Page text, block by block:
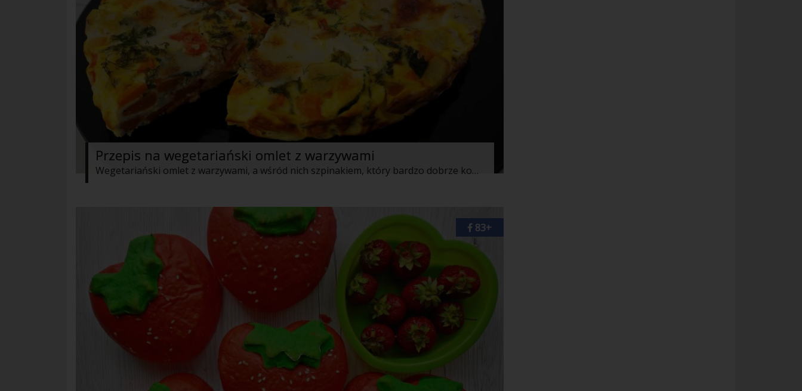
Przepis na wegetariański omlet z warzywami
Wegetariański omlet z warzywami, a wśród nich szpinakiem, który bardzo dobrze komponuje się z marchewką, papryką i ziemniakami oraz mozzarellą i ricottą. Omlet w takim wydaniu jest bardzo sycący i może stanowić samodzielne danie, które powinno przypaść do gustu nie tylko wegetarianom
83+